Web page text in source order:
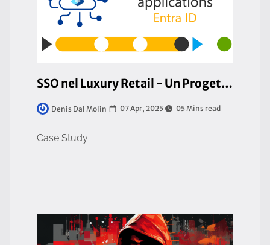
SSO nel Luxury Retail - Un Progetto di Successo con Microsoft Entra ID
Denis Dal Molin 07 Apr, 2025 05 Mins read
Case Study